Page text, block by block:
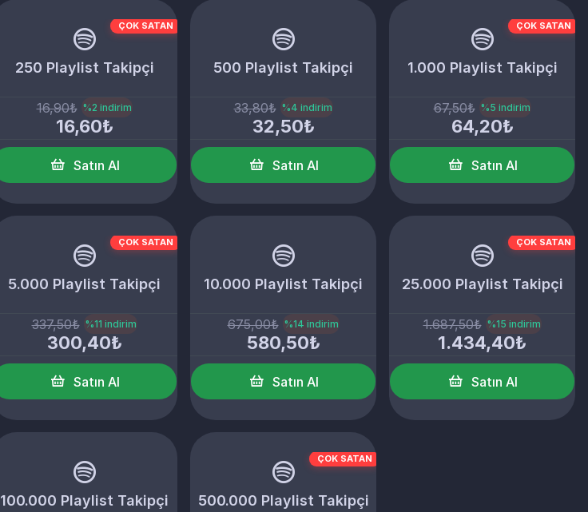
ÇOK SATAN
250 Playlist Takipçi
16,90₺ %2 indirim
16,60₺
Satın Al
500 Playlist Takipçi
33,80₺ %4 indirim
32,50₺
Satın Al
ÇOK SATAN
1.000 Playlist Takipçi
67,50₺ %5 indirim
64,20₺
Satın Al
ÇOK SATAN
5.000 Playlist Takipçi
337,50₺ %11 indirim
300,40₺
Satın Al
10.000 Playlist Takipçi
675,00₺ %14 indirim
580,50₺
Satın Al
ÇOK SATAN
25.000 Playlist Takipçi
1.687,50₺ %15 indirim
1.434,40₺
Satın Al
100.000 Playlist Takipçi
ÇOK SATAN
500.000 Playlist Takipçi